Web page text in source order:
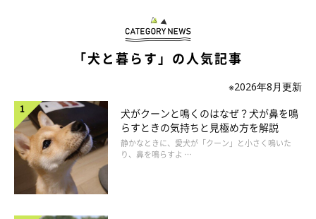
「犬と暮らす」の人気記事
※2026年8月更新
犬がクーンと鳴くのはなぜ？犬が鼻を鳴
らすときの気持ちと見極め方を解説
静かなときに、愛犬が「クーン」と小さく鳴いた
り、鼻を鳴らすよ …